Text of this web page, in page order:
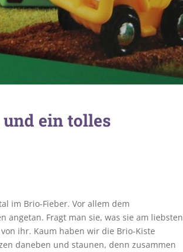
ein tolles
im Brio-Fieber. Vor allem dem
angetan. Fragt man sie, was sie am liebsten
ihr. Kaum haben wir die Brio-Kiste
daneben und staunen, denn zusammen